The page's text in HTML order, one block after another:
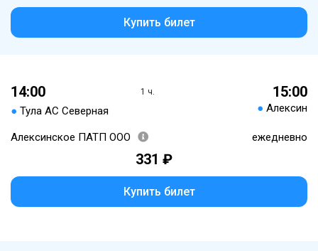
Купить билет
14:00
● Тула АС Северная
1 ч. 15:00
● Алексин
Алексинское ПАТП ООО ежедневно
331 ₽
Купить билет